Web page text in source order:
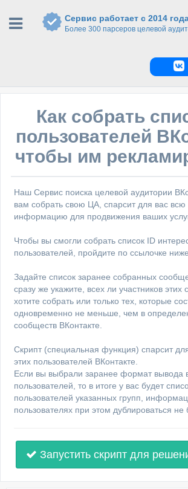
Сервис работает с 2014
Более 300 парсеров целевой
Как собрать
пользователей
чтобы им
Наш Сервис поиска целевой аудитории
вам собрать свою ЦА, спарсит для вас
информацию для продвижения ваших
Чтобы вы смогли собрать список ID
пользователей, пройдите по ссылочке ниже.
Задайте список заранее собранных
сразу же укажите, всех ли участников этих
хотите собрать или только тех, которые
одновременно не меньше, чем в
сообществ ВКонтакте.
Скрипт (специальная функция) спарсит
этих пользователей ВКонтакте.
Если вы выбрали заранее формат вывода
пользователей, то в итоге у вас будет
пользователей указанных групп,
пользователях при этом дублироваться не
Запустить скрипт для